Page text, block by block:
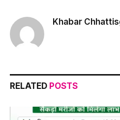
Khabar
RELATED POSTS